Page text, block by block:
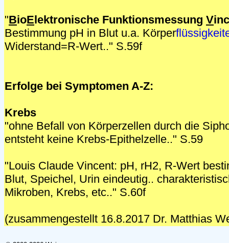
"BioElektronische Funktionsmessung V
Bestimmung pH in Blut u.a. Körper
Widerstand=R-Wert.." S.59f
Erfolge bei Symptomen A-Z:
Krebs
"ohne Befall von Körperzellen durch die
entsteht keine Krebs-Epithelzelle.." S.59
"Louis Claude Vincent: pH, rH2, R-Wert
Blut, Speichel, Urin eindeutig..
Mikroben, Krebs, etc.." S.60f
(zusammengestellt 16.8.2017 Dr. Matthias